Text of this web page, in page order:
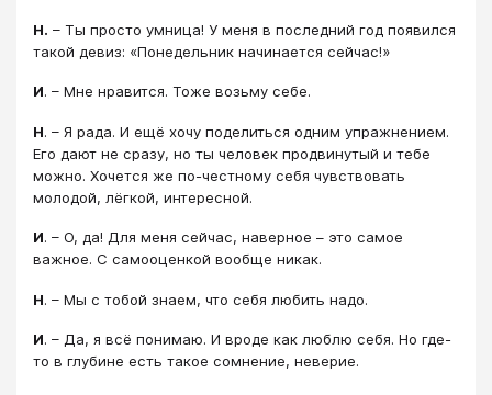
Н. – Ты просто умница! У меня в последний год появился
такой девиз: «Понедельник начинается сейчас!»
И. – Мне нравится. Тоже возьму себе.
Н. – Я рада. И ещё хочу поделиться одним упражнением.
Его дают не сразу, но ты человек продвинутый и тебе
можно. Хочется же по-честному себя чувствовать
молодой, лёгкой, интересной.
И. – О, да! Для меня сейчас, наверное – это самое
важное. С самооценкой вообще никак.
Н. – Мы с тобой знаем, что себя любить надо.
И. – Да, я всё понимаю. И вроде как люблю себя. Но где-
то в глубине есть такое сомнение, неверие.